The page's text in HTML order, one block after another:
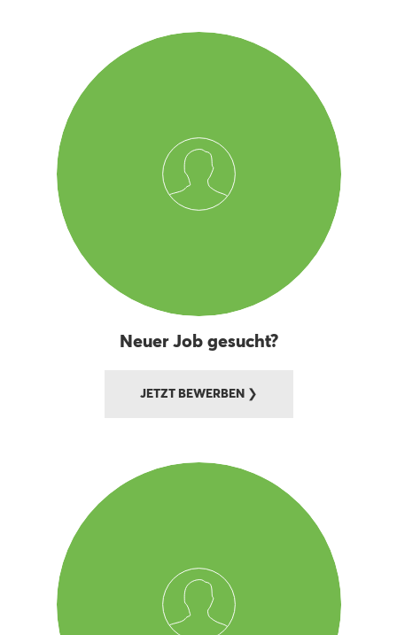
Neuer Job gesucht?
JETZT BEWERBEN ❯